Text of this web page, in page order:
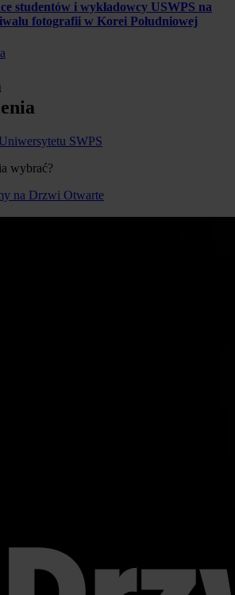
studentów i wykładowcy USWPS na
fotografii w Korei Południowej
SWPS
wybrać?
na Drzwi Otwarte